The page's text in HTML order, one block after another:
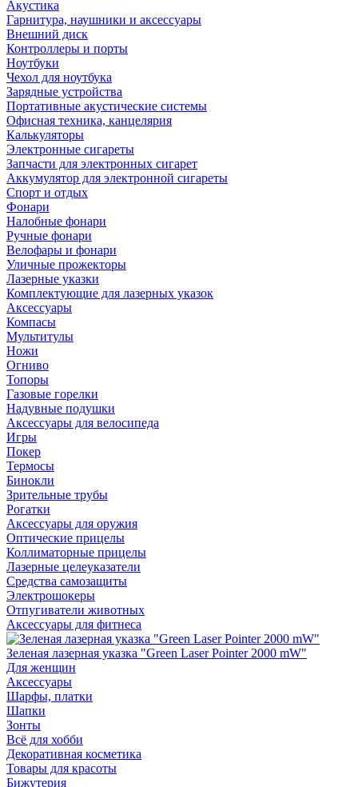
Акустика
Гарнитура, наушники и аксессуары
Внешний диск
Контроллеры и порты
Ноутбуки
Чехол для ноутбука
Зарядные устройства
Портативные акустические системы
Офисная техника, канцелярия
Калькуляторы
Электронные сигареты
Запчасти для электронных сигарет
Аккумулятор для электронной сигареты
Спорт и отдых
Фонари
Налобные фонари
Ручные фонари
Велофары и фонари
Уличные прожекторы
Лазерные указки
Комплектующие для лазерных указок
Аксессуары
Компасы
Мультитулы
Ножи
Огниво
Топоры
Газовые горелки
Надувные подушки
Аксессуары для велосипеда
Игры
Покер
Термосы
Бинокли
Зрительные трубы
Рогатки
Аксессуары для оружия
Оптические прицелы
Коллиматорные прицелы
Лазерные целеуказатели
Средства самозащиты
Электрошокеры
Отпугиватели животных
Аксессуары для фитнеса
Зеленая лазерная указка "Green Laser Pointer 2000 mW"
Для женщин
Аксессуары
Шарфы, платки
Шапки
Зонты
Всё для хобби
Декоративная косметика
Товары для красоты
Бижутерия